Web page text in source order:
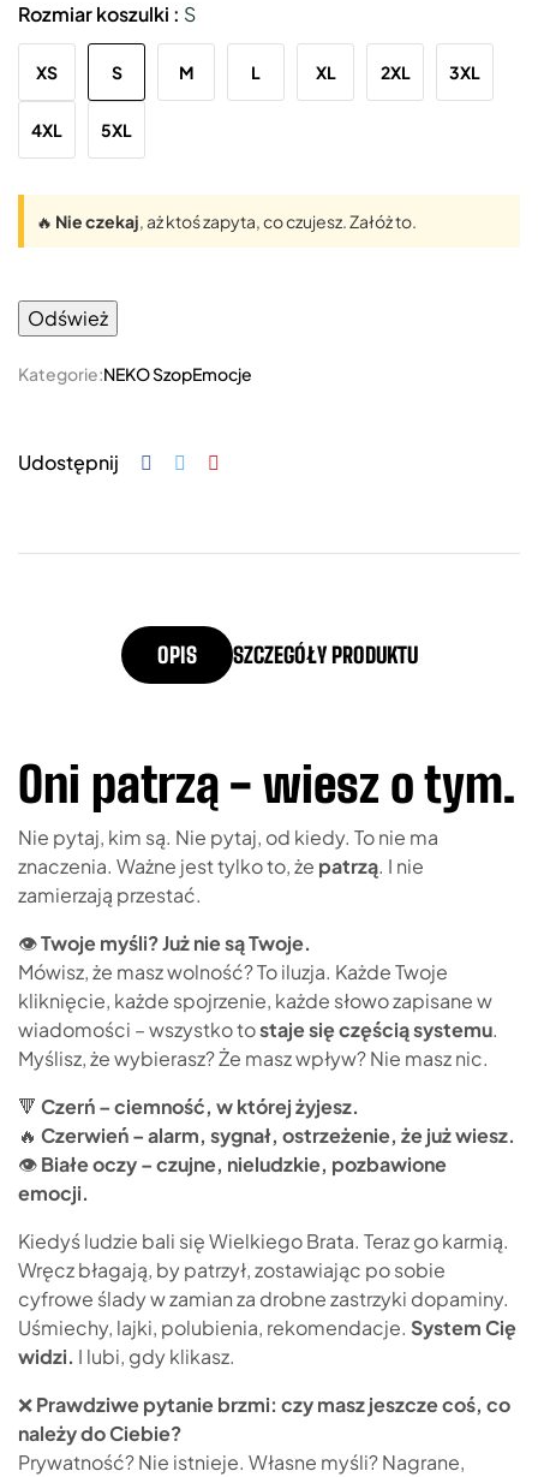
Rozmiar koszulki : S
XS S M L XL 2XL 3XL
4XL 5XL
🔥 Nie czekaj, aż ktoś zapyta, co czujesz. Załóż to.
Kategorie:NEKO SzopEmocje
Udostępnij
OPIS SZCZEGÓŁY PRODUKTU
Oni patrzą - wiesz o tym.
Nie pytaj, kim są. Nie pytaj, od kiedy. To nie ma
znaczenia. Ważne jest tylko to, że patrzą. I nie
zamierzają przestać.
👁Twoje myśli? Już nie są Twoje.
Mówisz, że masz wolność? To iluzja. Każde Twoje
kliknięcie, każde spojrzenie, każde słowo zapisane w
wiadomości – wszystko tostaje się częścią systemu.
Myślisz, że wybierasz? Że masz wpływ? Nie masz nic.
🔻 Czerń – ciemność, w której żyjesz.
🔥 Czerwień – alarm, sygnał, ostrzeżenie, że już wiesz.
👁Białe oczy – czujne, nieludzkie, pozbawione
emocji.
Kiedyś ludzie bali się Wielkiego Brata. Teraz go karmią.
Wręcz błagają, by patrzył, zostawiając po sobie
cyfrowe ślady w zamian za drobne zastrzyki dopaminy.
Uśmiechy, lajki, polubienia, rekomendacje. System Cię
widzi. I lubi, gdy klikasz.
❌Prawdziwe pytanie brzmi: czy masz jeszcze coś, co
należy do Ciebie?
Prywatność? Nie istnieje. Własne myśli? Nagrane,